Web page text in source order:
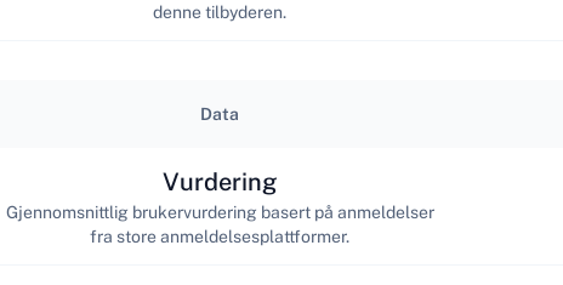
denne tilbyderen.
Data
Vurdering
Gjennomsnittlig brukervurdering basert på anmeldelser
fra store anmeldelsesplattformer.